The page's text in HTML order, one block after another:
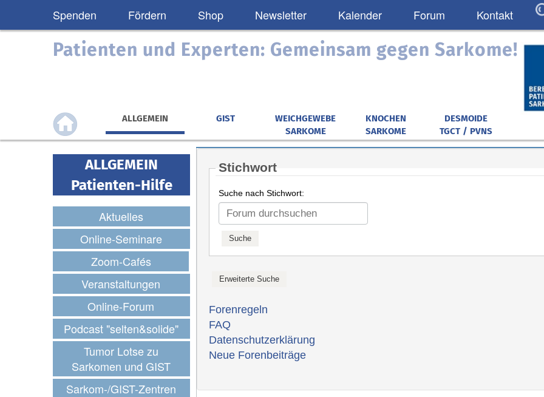
Spenden Fördern Shop Newsletter Kalender Forum Kontakt
Patienten und Experten: Gemeinsam gegen Sarkome!
ALLGEMEIN GIST
WEICHGEWEBE
SARKOME
KNOCHEN
SARKOME
DESMOIDE
TGCT / PVNS
ALLGEMEIN
Patienten-Hilfe
Aktuelles
Online-Seminare
Zoom-Cafés
Veranstaltungen
Online-Forum
Podcast "selten&solide"
Tumor Lotse zu
Sarkomen und GIST
Sarkom-/GIST-Zentren
Stichwort
Suche nach Stichwort:
Forenregeln
FAQ
Datenschutzerklärung
Neue Forenbeiträge